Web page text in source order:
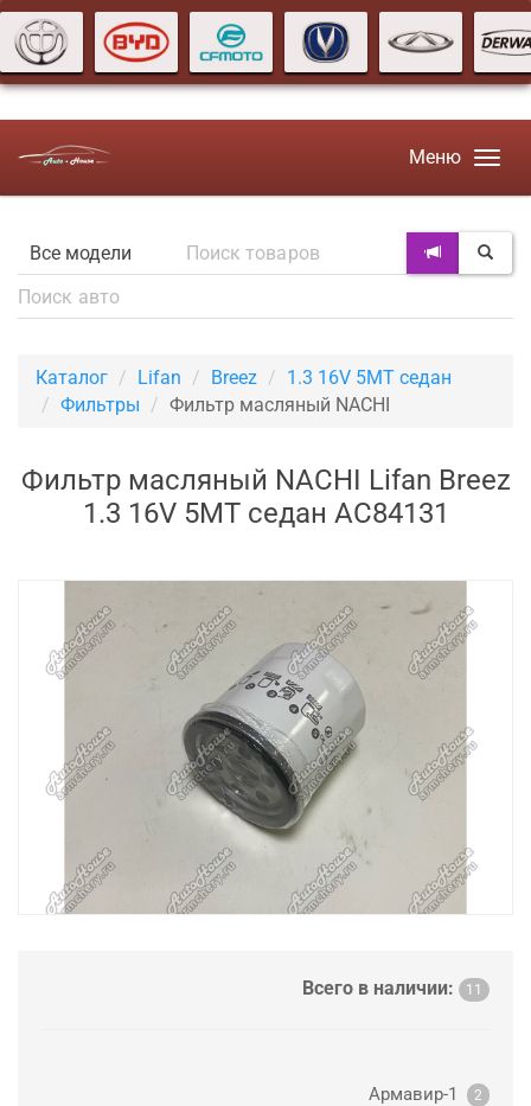
Меню
Каталог Lifan Breez
1.3 16V 5MT седан
Фильтры
Фильтр масляный NACHI
Фильтр масляный NACHI Lifan Breez
1.3 16V 5MT седан AC84131
Всего в наличии: 11
Армавир-1 2